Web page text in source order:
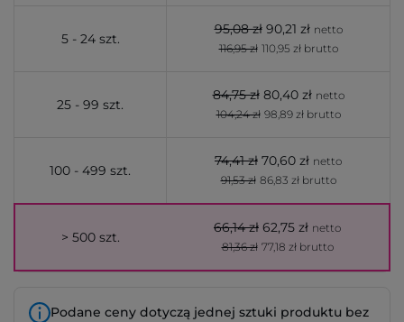
5 - 24 szt.
95,08 zł 90,21 zł netto
116,95 zł 110,95 zł brutto
25 - 99 szt.
84,75 zł 80,40 zł netto
104,24 zł 98,89 zł brutto
100 - 499 szt.
74,41 zł 70,60 zł netto
91,53 zł 86,83 zł brutto
> 500 szt.
66,14 zł 62,75 zł netto
81,36 zł 77,18 zł brutto
Podane ceny dotyczą jednej sztuki produktu bez